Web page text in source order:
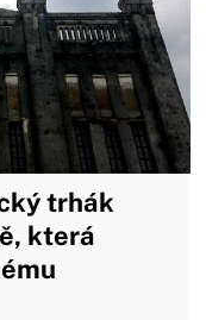
trhák
která